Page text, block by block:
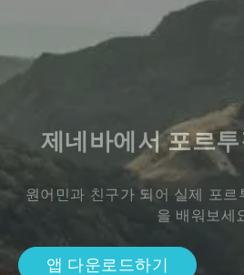
제네바에서 포르투
원어민과 친구가 되어 실제 포르
을 배워보세
앱 다운로드하기